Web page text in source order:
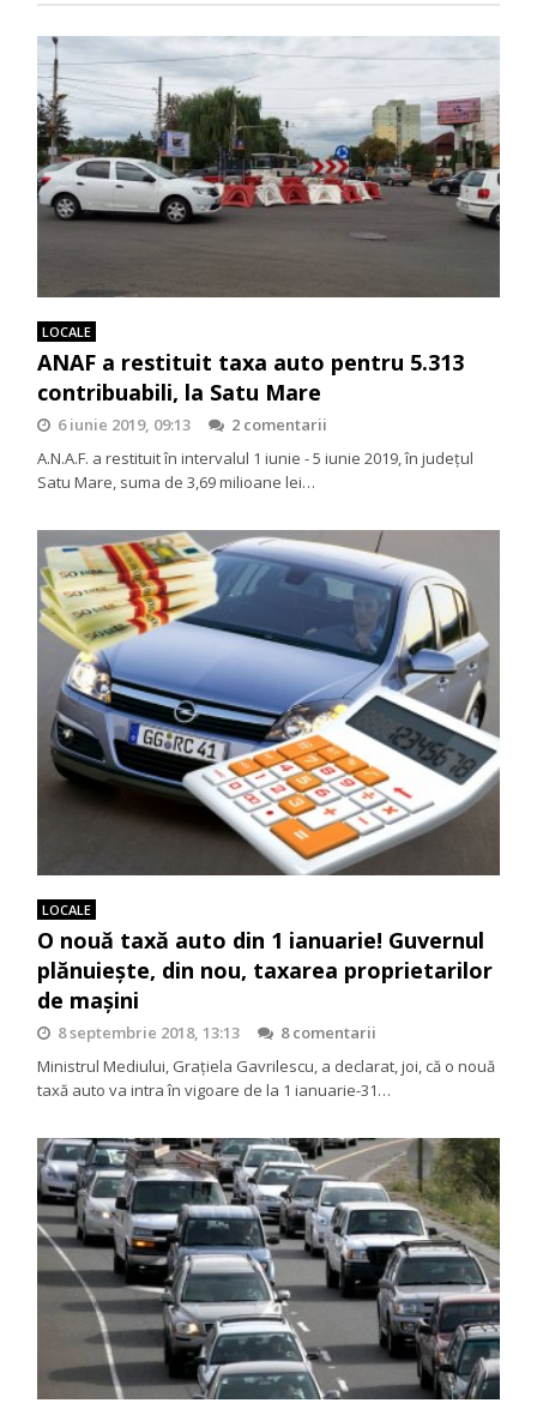
LOCALE
ANAF a restituit taxa auto pentru 5.313
contribuabili, la Satu Mare
6 iunie 2019, 09:13
2 comentarii
A.N.A.F. a restituit în intervalul 1 iunie - 5 iunie 2019, în județul
Satu Mare, suma de 3,69 milioane lei…
LOCALE
O nouă taxă auto din 1 ianuarie! Guvernul
plănuieşte, din nou, taxarea proprietarilor
de maşini
8 septembrie 2018, 13:13
8 comentarii
Ministrul Mediului, Grațiela Gavrilescu, a declarat, joi, că o nouă
taxă auto va intra în vigoare de la 1 ianuarie-31…